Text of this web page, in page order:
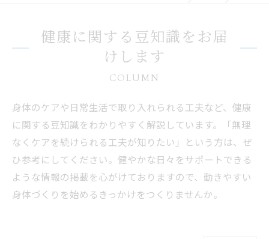
健康に関する豆知識をお届
けします
COLUMN
身体のケアや日常生活で取り入れられる工夫など、健康
に関する豆知識をわかりやすく解説しています。「無理
なくケアを続けられる工夫が知りたい」という方は、ぜ
ひ参考にしてください。健やかな日々をサポートできる
ような情報の掲載を心がけておりますので、動きやすい
身体づくりを始めるきっかけをつくりませんか。